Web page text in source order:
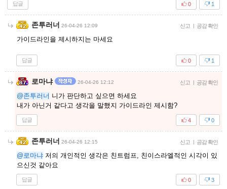
답글 1
0
존투러너 26-04-26 12:09 신고 | 공감 확인
가이드라인을 제시하지는 마세요
답글 1
0
로마냐 26-04-26 12:12 신고 | 공감 확인
@존투러너 니가 판단하고 싶으면 하세요
내가 아닌거 같다고 생각을 말했지 가이드라인 제시함?
답글 0
4
존투러너 26-04-26 12:15 신고 | 공감 확인
@로마냐 저의 개인적인 생각은 친트럼프, 친이스라엘적인 시각이 있
으신것 같아요
답글 3
0